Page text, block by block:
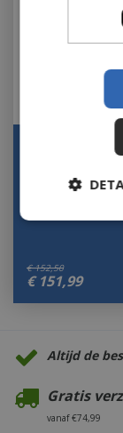
Metaal
€ 152,50
€ 151,99
Altijd de
Gratis
vanaf €74,99